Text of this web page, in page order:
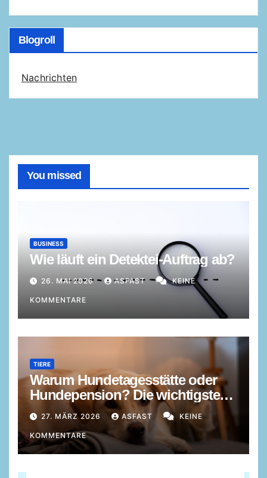
Blogroll
Nachrichten
You missed
BUSINESS
Wie läuft ein Detektei-Auftrag ab?
26. MAI 2026 ASFAST KEINE
KOMMENTARE
TIERE
Warum Hundetagesstätte oder
Hundepension? Die wichtigsten
Gründe im Überblick
27. MÄRZ 2026 ASFAST KEINE
KOMMENTARE